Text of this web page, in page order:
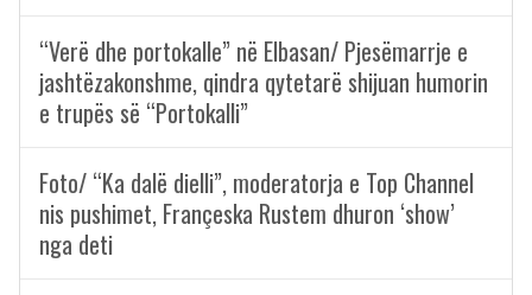
“Verë dhe portokalle” në Elbasan/ Pjesëmarrje e
jashtëzakonshme, qindra qytetarë shijuan humorin
e trupës së “Portokalli”
Foto/ “Ka dalë dielli”, moderatorja e Top Channel
nis pushimet, Françeska Rustem dhuron ‘show’
nga deti